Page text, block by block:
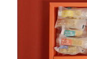
愛飯團FB粉絲團
YouTube
Instagram